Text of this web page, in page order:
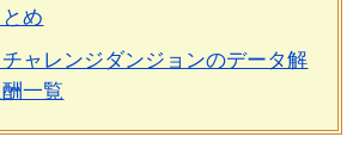
め
チャレンジダンジョンのデータ解
一覧